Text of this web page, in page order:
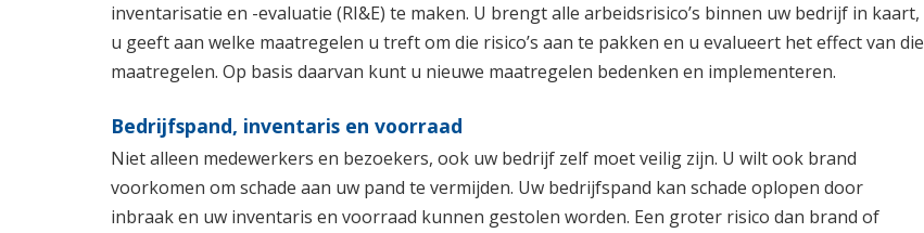
inventarisatie en -evaluatie (RI&E) te maken. U brengt alle arbeidsrisico’s binnen uw bedrijf in kaart,
u geeft aan welke maatregelen u treft om die risico’s aan te pakken en u evalueert het effect van die
maatregelen. Op basis daarvan kunt u nieuwe maatregelen bedenken en implementeren.
Bedrijfspand, inventaris en voorraad
Niet alleen medewerkers en bezoekers, ook uw bedrijf zelf moet veilig zijn. U wilt ook brand
voorkomen om schade aan uw pand te vermijden. Uw bedrijfspand kan schade oplopen door
inbraak en uw inventaris en voorraad kunnen gestolen worden. Een groter risico dan brand of